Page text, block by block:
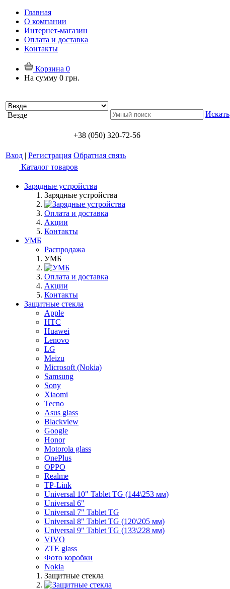
Главная
О компании
Интернет-магазин
Оплата и доставка
Контакты
Корзина 0
На сумму 0 грн.
Везде Искать
+38 (050) 320-72-56
Вход | Регистрация Обратная связь
Каталог товаров
Зарядные устройства
Зарядные устройства
Оплата и доставка
Акции
Контакты
УМБ
Распродажа
УМБ
Оплата и доставка
Акции
Контакты
Защитные стекла
Apple
HTC
Huawei
Lenovo
LG
Meizu
Microsoft (Nokia)
Samsung
Sony
Xiaomi
Tecno
Asus glass
Blackview
Google
Honor
Motorola glass
OnePlus
OPPO
Realme
TP-Link
Universal 10" Tablet TG (144\253 мм)
Universal 6"
Universal 7" Tablet TG
Universal 8" Tablet TG (120\205 мм)
Universal 9" Tablet TG (133\228 мм)
VIVO
ZTE glass
Фото коробки
Nokia
Защитные стекла